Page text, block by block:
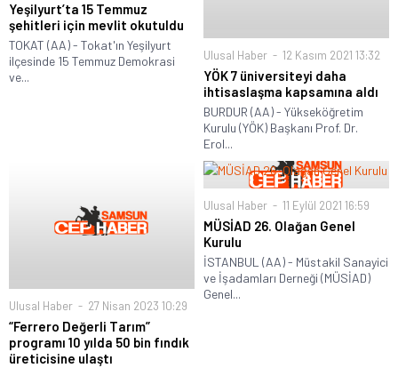
Yeşilyurt’ta 15 Temmuz
şehitleri için mevlit okutuldu
TOKAT (AA) - Tokat'ın Yeşilyurt
ilçesinde 15 Temmuz Demokrasi
ve...
Ulusal Haber 12 Kasım 2021 13:32
YÖK 7 üniversiteyi daha
ihtisaslaşma kapsamına aldı
BURDUR (AA) - Yükseköğretim
Kurulu (YÖK) Başkanı Prof. Dr.
Erol...
Ulusal Haber 27 Nisan 2023 10:29
“Ferrero Değerli Tarım”
programı 10 yılda 50 bin fındık
üreticisine ulaştı
Ulusal Haber 11 Eylül 2021 16:59
MÜSİAD 26. Olağan Genel
Kurulu
İSTANBUL (AA) - Müstakil Sanayici
ve İşadamları Derneği (MÜSİAD)
Genel...